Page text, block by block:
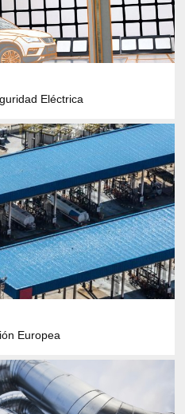
Eléctrica
Europea